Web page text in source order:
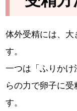
体外受精には、大
す。
一つは「ふりかけ
らの力で卵子に
す。